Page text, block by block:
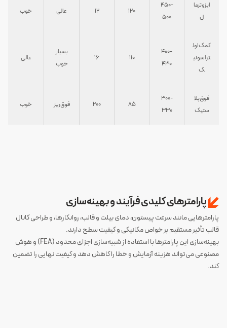
ایزوترما
ل
450-
500
120
12 عالی خوب
کمک‌اول
تراسونی
ک
400-
430
110
16
بسیار
خوب
عالی
فوق‌پلا
ستیک
300-
330
85
200 فوق‌ریز خوب
پارامترهای کلیدی فرآیند و بهینه‌سازی
پارامترهایی مانند سرعت پیستون، دمای بیلت و قالب، روانکارها، و طراحی کانال
قالب تأثیر مستقیم بر خواص مکانیکی و کیفیت سطح دارند.
بهینه‌سازی این پارامترها با استفاده از شبیه‌سازی اجزای محدود (FEA) و هوش
مصنوعی می‌تواند هزینه آزمایش و خطا را کاهش دهد و کیفیت نهایی را تضمین
کند.